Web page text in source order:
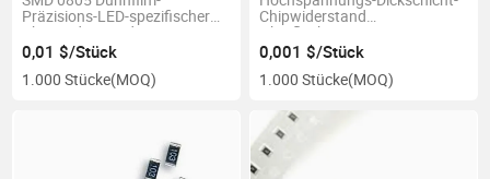
Präzisions-LED-spezifischer
Chip-Widerstand
0,01 $/Stück
1.000 Stücke(MOQ)
Chipwiderstand
Oberflächenmontage
Elektronikbauteil
0,001 $/Stück
1.000 Stücke(MOQ)